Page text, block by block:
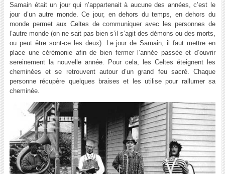
Samain était un jour qui n’appartenait à aucune des années, c’est le
jour d’un autre monde. Ce jour, en dehors du temps, en dehors du
monde permet aux Celtes de communiquer avec les personnes de
l’autre monde (on ne sait pas bien s’il s’agit des démons ou des morts,
ou peut être sont-ce les deux). Le jour de Samain, il faut mettre en
place une cérémonie afin de bien fermer l’année passée et d’ouvrir
sereinement la nouvelle année. Pour cela, les Celtes éteignent les
cheminées et se retrouvent autour d’un grand feu sacré. Chaque
personne récupère quelques braises et les utilise pour rallumer sa
cheminée.